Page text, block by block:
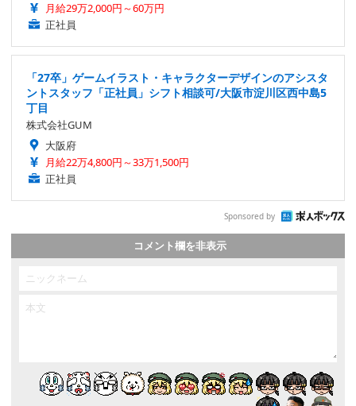
月給29万2,000円～60万円
正社員
「27卒」ゲームイラスト・キャラクターデザインのアシスタ
ントスタッフ「正社員」シフト相談可/大阪市淀川区西中島5
丁目
株式会社GUM
大阪府
月給22万4,800円～33万1,500円
正社員
Sponsored by
コメント欄を非表示